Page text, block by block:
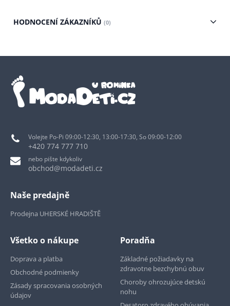
HODNOCENÍ ZÁKAZNÍKŮ (0)
Volejte Po-Pi 09:00-12:30, 13:00-17:30, So 09:00-12:00
+420 774 777 710
nebo pište kdykoliv
obchod@modadeti.cz
Naše predajně
Prodejna UHERSKÉ HRADIŠTĚ
Všetko o nákupe
Doprava a platba
Obchodné podmienky
Zásady spracovania osobných
údajov
Poradňa
Základné požiadavky na
zdravotne bezchybnú obuv
Choroby ohrozujúce detskú
nohu